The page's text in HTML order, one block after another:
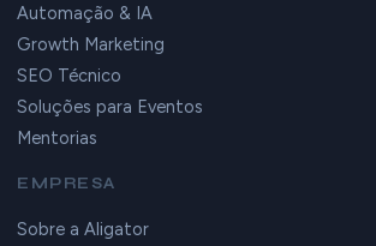
Automação & IA
Growth Marketing
SEO Técnico
Soluções para Eventos
Mentorias
EMPRESA
Sobre a Aligator